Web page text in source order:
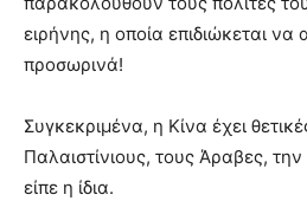
ειρήνης, η οποία επιδιώκεται να
προσωρινά!
Συγκεκριμένα, η Κίνα έχει
Παλαιστίνιους, τους Άραβες,
είπε η ίδια.